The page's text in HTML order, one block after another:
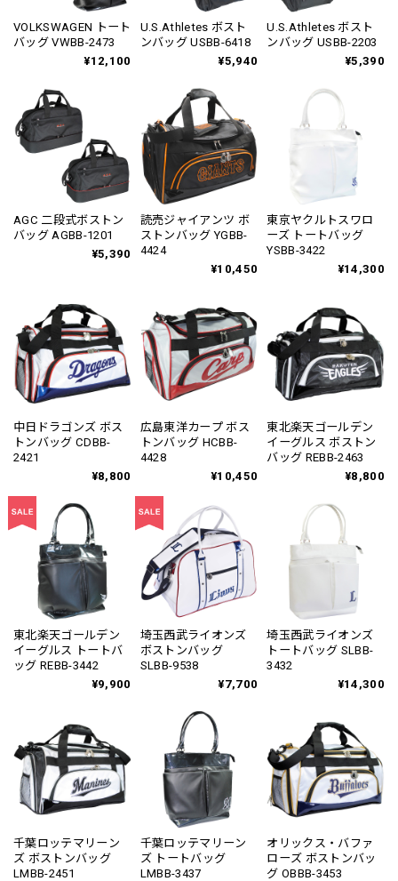
VOLKSWAGEN トート
バッグ VWBB-2473
¥12,100
U.S.Athletes ボスト
ンバッグ USBB-6418
¥5,940
U.S.Athletes ボスト
ンバッグ USBB-2203
¥5,390
AGC 二段式ボストン
バッグ AGBB-1201
¥5,390
読売ジャイアンツ ボ
ストンバッグ YGBB-
4424
¥10,450
東京ヤクルトスワロ
ーズ トートバッグ
YSBB-3422
¥14,300
中日ドラゴンズ ボス
トンバッグ CDBB-
2421
¥8,800
広島東洋カープ ボス
トンバッグ HCBB-
4428
¥10,450
東北楽天ゴールデン
イーグルス ボストン
バッグ REBB-2463
¥8,800
東北楽天ゴールデン
イーグルス トートバ
ッグ REBB-3442
¥9,900
埼玉西武ライオンズ
ボストンバッグ
SLBB-9538
¥7,700
埼玉西武ライオンズ
トートバッグ SLBB-
3432
¥14,300
千葉ロッテマリーン
ズ ボストンバッグ
LMBB-2451
千葉ロッテマリーン
ズ トートバッグ
LMBB-3437
オリックス・バファ
ローズ ボストンバッ
グ OBBB-3453